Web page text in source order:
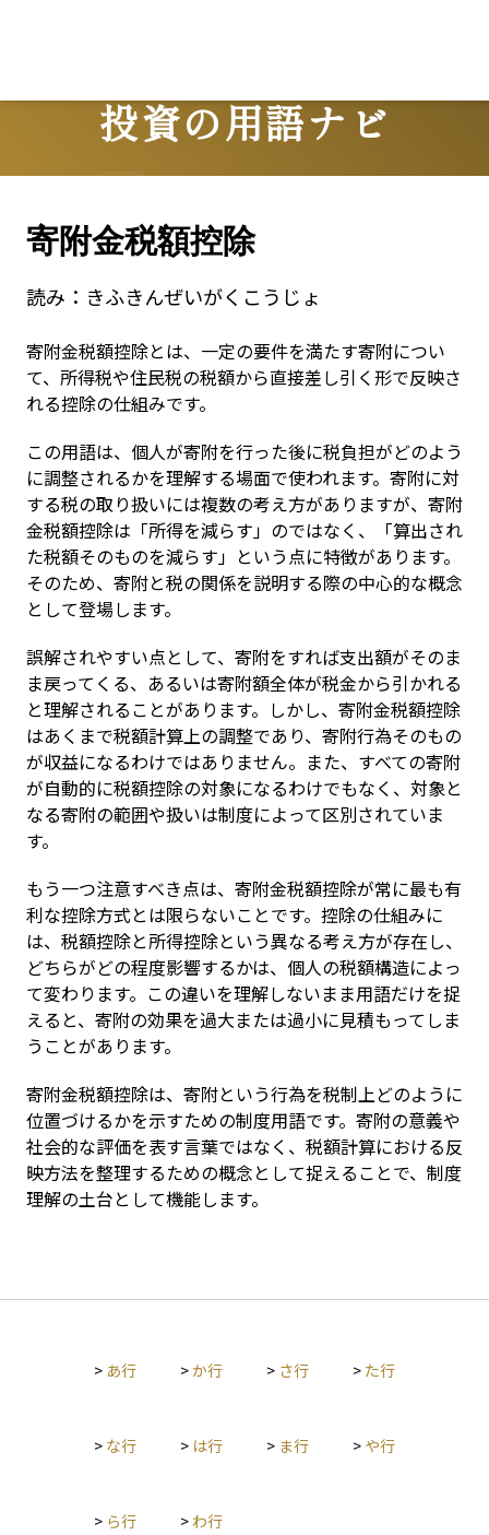
投資の用語ナビ
Terms
寄附金税額控除
読み： きふきんぜいがくこうじょ
寄附金税額控除とは、一定の要件を満たす寄附につい
て、所得税や住民税の税額から直接差し引く形で反映さ
れる控除の仕組みです。
この用語は、個人が寄附を行った後に税負担がどのよう
に調整されるかを理解する場面で使われます。寄附に対
する税の取り扱いには複数の考え方がありますが、寄附
金税額控除は「所得を減らす」のではなく、「算出され
た税額そのものを減らす」という点に特徴があります。
そのため、寄附と税の関係を説明する際の中心的な概念
として登場します。
誤解されやすい点として、寄附をすれば支出額がそのま
ま戻ってくる、あるいは寄附額全体が税金から引かれる
と理解されることがあります。しかし、寄附金税額控除
はあくまで税額計算上の調整であり、寄附行為そのもの
が収益になるわけではありません。また、すべての寄附
が自動的に税額控除の対象になるわけでもなく、対象と
なる寄附の範囲や扱いは制度によって区別されていま
す。
もう一つ注意すべき点は、寄附金税額控除が常に最も有
利な控除方式とは限らないことです。控除の仕組みに
は、税額控除と所得控除という異なる考え方が存在し、
どちらがどの程度影響するかは、個人の税額構造によっ
て変わります。この違いを理解しないまま用語だけを捉
えると、寄附の効果を過大または過小に見積もってしま
うことがあります。
寄附金税額控除は、寄附という行為を税制上どのように
位置づけるかを示すための制度用語です。寄附の意義や
社会的な評価を表す言葉ではなく、税額計算における反
映方法を整理するための概念として捉えることで、制度
理解の土台として機能します。
> あ行 >か行 > さ行 > た行
> な行 > は行 > ま行 > や行
> ら行 > わ行